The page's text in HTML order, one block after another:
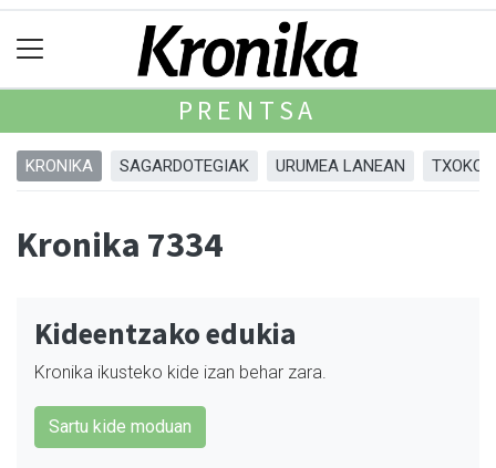
PRENTSA
KRONIKA SAGARDOTEGIAK URUMEA LANEAN
Kronika 7334
Kideentzako edukia
Kronika ikusteko kide izan behar zara.
Sartu kide moduan